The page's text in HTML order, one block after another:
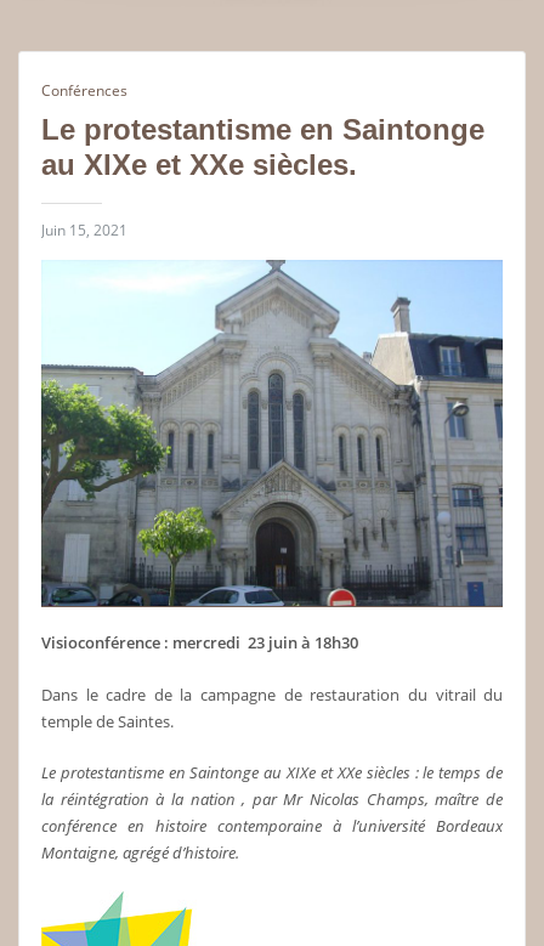
Conférences
Le protestantisme en Saintonge
au XIXe et XXe siècles.
Juin 15, 2021
Visioconférence : mercredi 23 juin à 18h30
Dans le cadre de la campagne de restauration du vitrail du
temple de Saintes.
Le protestantisme en Saintonge au XIXe et XXe siècles : le temps de
la réintégration à la nation , par Mr Nicolas Champs, maître de
conférence en histoire contemporaine à l’université Bordeaux
Montaigne, agrégé d’histoire.